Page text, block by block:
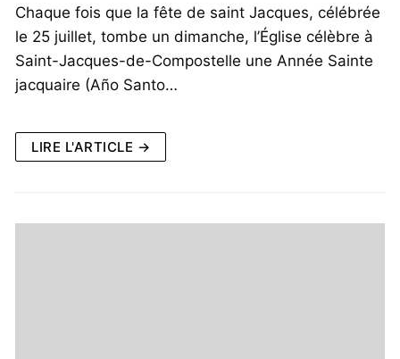
Chaque fois que la fête de saint Jacques, célébrée
le 25 juillet, tombe un dimanche, l’Église célèbre à
Saint-Jacques-de-Compostelle une Année Sainte
jacquaire (Año Santo…
LIRE L'ARTICLE →